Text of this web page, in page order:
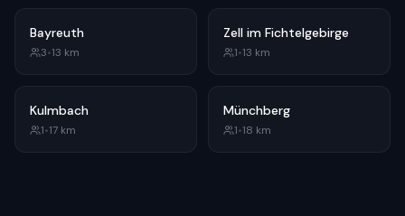
Bayreuth
3•13 km
Zell im Fichtelgebirge
1•13 km
Kulmbach
1•17 km
Münchberg
1•18 km